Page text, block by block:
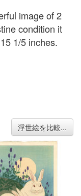
image of 2
condition it
1/5 inches.
浮世絵を比較...